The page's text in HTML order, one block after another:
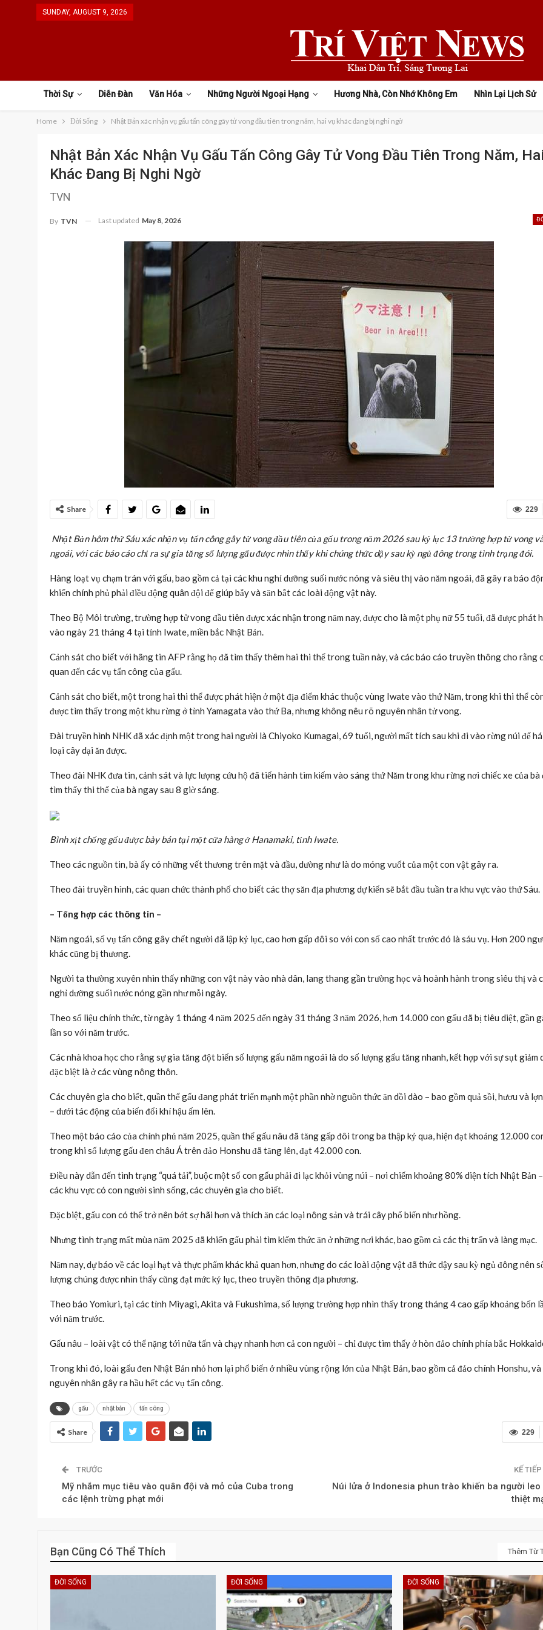
SUNDAY, AUGUST 9, 2026
Thời Sự Diễn Đàn Văn Hóa Những Người Ngoại Hạng Hương Nhà, Còn Nhớ Không Em Nhìn Lại Lịch Sử
Home Đời Sống Nhật Bản xác nhận vụ gấu tấn công gây tử vong đầu tiên trong năm, hai vụ khác đang bị nghi ngờ
Nhật Bản Xác Nhận Vụ Gấu Tấn Công Gây Tử Vong Đầu Tiên Trong Năm,
Khác Đang Bị Nghi Ngờ
TVN
By TVN Last updated May 8, 2026
229
Share
Nhật Bản hôm thứ Sáu xác nhận vụ tấn công gây tử vong đầu tiên của gấu trong năm 2026 sau kỷ lục 13 trường hợp tử vong
ngoái, với các báo cáo chỉ ra sự gia tăng số lượng gấu được nhìn thấy khi chúng thức dậy sau kỳ ngủ đông trong tình trạng đói.
Hàng loạt vụ chạm trán với gấu, bao gồm cả tại các khu nghỉ dưỡng suối nước nóng và siêu thị vào năm ngoái, đã gây ra báo
khiến chính phủ phải điều động quân đội để giúp bẫy và săn bắt các loài động vật này.
Theo Bộ Môi trường, trường hợp tử vong đầu tiên được xác nhận trong năm nay, được cho là một phụ nữ 55 tuổi, đã được phát
vào ngày 21 tháng 4 tại tỉnh Iwate, miền bắc Nhật Bản.
Cảnh sát cho biết với hãng tin AFP rằng họ đã tìm thấy thêm hai thi thể trong tuần này, và các báo cáo truyền thông cho rằng
quan đến các vụ tấn công của gấu.
Cảnh sát cho biết, một trong hai thi thể được phát hiện ở một địa điểm khác thuộc vùng Iwate vào thứ Năm, trong khi thi thể
được tìm thấy trong một khu rừng ở tỉnh Yamagata vào thứ Ba, nhưng không nêu rõ nguyên nhân tử vong.
Đài truyền hình NHK đã xác định một trong hai người là Chiyoko Kumagai, 69 tuổi, người mất tích sau khi đi vào rừng núi để
loại cây dại ăn được.
Theo đài NHK đưa tin, cảnh sát và lực lượng cứu hộ đã tiến hành tìm kiếm vào sáng thứ Năm trong khu rừng nơi chiếc xe của bà
tìm thấy thi thể của bà ngay sau 8 giờ sáng.
Bình xịt chống gấu được bày bán tại một cửa hàng ở Hanamaki, tỉnh Iwate.
Theo các nguồn tin, bà ấy có những vết thương trên mặt và đầu, dường như là do móng vuốt của một con vật gây ra.
Theo đài truyền hình, các quan chức thành phố cho biết các thợ săn địa phương dự kiến ​​sẽ bắt đầu tuần tra khu vực vào thứ Sáu.
– Tổng hợp các thông tin –
Năm ngoái, số vụ tấn công gây chết người đã lập kỷ lục, cao hơn gấp đôi so với con số cao nhất trước đó là sáu vụ. Hơn 200
khác cũng bị thương.
Người ta thường xuyên nhìn thấy những con vật này vào nhà dân, lang thang gần trường học và hoành hành trong siêu thị và
nghỉ dưỡng suối nước nóng gần như mỗi ngày.
Theo số liệu chính thức, từ ngày 1 tháng 4 năm 2025 đến ngày 31 tháng 3 năm 2026, hơn 14.000 con gấu đã bị tiêu diệt, gần
lần so với năm trước.
Các nhà khoa học cho rằng sự gia tăng đột biến số lượng gấu năm ngoái là do số lượng gấu tăng nhanh, kết hợp với sự sụt giảm
đặc biệt là ở các vùng nông thôn.
Các chuyên gia cho biết, quần thể gấu đang phát triển mạnh một phần nhờ nguồn thức ăn dồi dào – bao gồm quả sồi, hươu và
– dưới tác động của biến đổi khí hậu ấm lên.
Theo một báo cáo của chính phủ năm 2025, quần thể gấu nâu đã tăng gấp đôi trong ba thập kỷ qua, hiện đạt khoảng 12.000
trong khi số lượng gấu đen châu Á trên đảo Honshu đã tăng lên, đạt 42.000 con.
Điều này dẫn đến tình trạng “quá tải”, buộc một số con gấu phải đi lạc khỏi vùng núi – nơi chiếm khoảng 80% diện tích Nhật Bản
các khu vực có con người sinh sống, các chuyên gia cho biết.
Đặc biệt, gấu con có thể trở nên bớt sợ hãi hơn và thích ăn các loại nông sản và trái cây phổ biến như hồng.
Nhưng tình trạng mất mùa năm 2025 đã khiến gấu phải tìm kiếm thức ăn ở những nơi khác, bao gồm cả các thị trấn và làng mạc.
Năm nay, dự báo về các loại hạt và thực phẩm khác khả quan hơn, nhưng do các loài động vật đã thức dậy sau kỳ ngủ đông nên
lượng chúng được nhìn thấy cũng đạt mức kỷ lục, theo truyền thông địa phương.
Theo báo Yomiuri, tại các tỉnh Miyagi, Akita và Fukushima, số lượng trường hợp nhìn thấy trong tháng 4 cao gấp khoảng bốn
với năm trước.
Gấu nâu – loài vật có thể nặng tới nửa tấn và chạy nhanh hơn cả con người – chỉ được tìm thấy ở hòn đảo chính phía bắc
Trong khi đó, loài gấu đen Nhật Bản nhỏ hơn lại phổ biến ở nhiều vùng rộng lớn của Nhật Bản, bao gồm cả đảo chính Honshu, và
nguyên nhân gây ra hầu hết các vụ tấn công.
gấu nhật bản tấn công
229
Share
TRƯỚC
Mỹ nhắm mục tiêu vào quân đội và mỏ của Cuba trong
các lệnh trừng phạt mới
KẾ TIẾP
Núi lửa ở Indonesia phun trào khiến ba người leo
thiệt
Bạn Cũng Có Thể Thích Thêm Từ
ĐỜI SỐNG ĐỜI SỐNG ĐỜI SỐNG